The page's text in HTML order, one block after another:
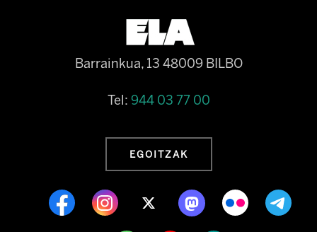
Barrainkua, 13 48009 BILBO
Tel: 944 03 77 00
EGOITZAK